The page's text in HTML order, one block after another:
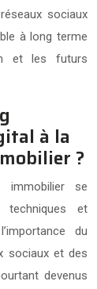
sociaux
à long terme
et les futurs
à la
?
immobilier se
techniques et
du
sociaux et des
devenus